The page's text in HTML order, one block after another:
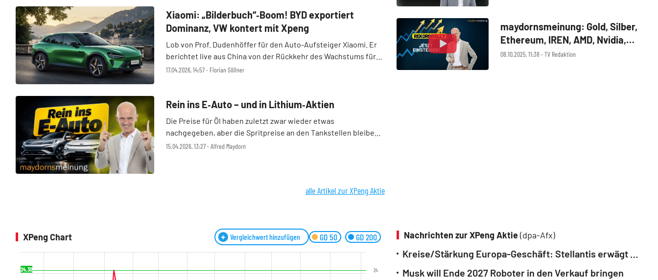
17.04.2026, 14:57 ‧ Florian Söllner
Xiaomi: „Bilderbuch“‑Boom! BYD exportiert
Dominanz, VW kontert mit Xpeng
Lob von Prof. Dudenhöffer für den Auto-Aufsteiger Xiaomi. Er
berichtet live aus China von der Rückkehr des Wachstums für
BYD und den Comeback-Versuchen von BMW und Mercedes.
15.04.2026, 13:27 ‧ Alfred Maydorn
Rein ins E‑Auto – und in Lithium‑Aktien
Die Preise für Öl haben zuletzt zwar wieder etwas
nachgegeben, aber die Spritpreise an den Tankstellen bleiben
hoch. Selbst bei einem recht schnellen Ende des Iran-Krieges
alle Artikel zur XPeng Aktie
08.10.2025, 11:38 ‧ TV Redaktion
maydornsmeinung: Gold, Silber,
Ethereum, IREN, AMD, Nvidia,
Tesla, Xpeng, BMW, Trilogy
XPeng Chart Vergleichwert hinzufügen GD 50 GD 200
24
24,30
Nachrichten zur XPeng Aktie(dpa-Afx)
Kreise/Stärkung Europa-Geschäft: Stellantis erwägt Kooperation mit Chinesen
Musk will Ende 2027 Roboter in den Verkauf bringen